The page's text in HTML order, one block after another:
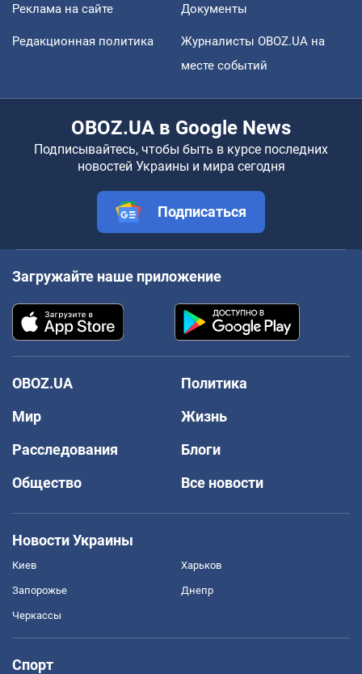
Реклама на сайте Документы
Редакционная политика
Журналисты OBOZ.UA на
месте событий
OBOZ.UA в Google News
Подписывайтесь, чтобы быть в курсе последних
новостей Украины и мира сегодня
Подписаться
Загружайте наше приложение
OBOZ.UA
Политика
Мир
Жизнь
Расследования
Блоги
Общество
Все новости
Новости Украины
Киев Харьков
Запорожье Днепр
Черкассы
Спорт